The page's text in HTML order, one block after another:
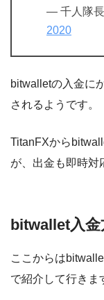
— 千人隊
2020
bitwalletの入金に
されるようです。
TitanFXから
が、出金も即時対
bitwallet入
ここからは
で紹介して行きま